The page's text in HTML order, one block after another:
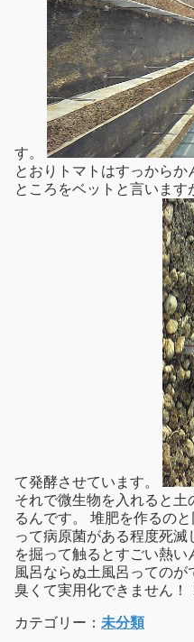
す。
とおりトマトはすっから
ところをベットと言いま
て発酵させています。
それで微生物を入れると
るんです。 堆肥を作るの
って病原菌がある程度死
を掘って触るとすごい熱
風呂ならぬ土風呂っての
臭くて実用化できません！
カテゴリー： 未分類